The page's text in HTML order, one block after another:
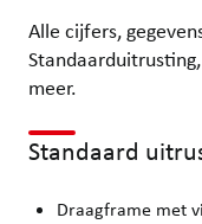
Alle cijfers,
meer.
Standaard
Draagframe met